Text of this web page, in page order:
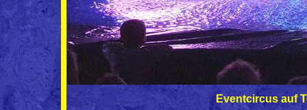
Eventcircus auf